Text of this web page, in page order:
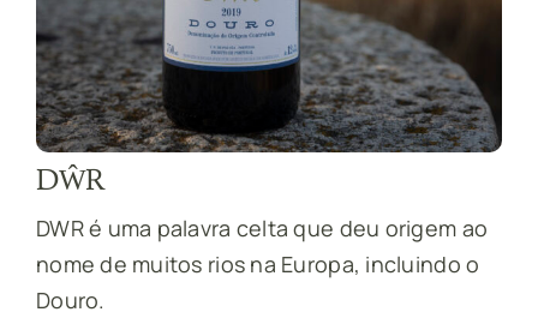
DŴR
DWR é uma palavra celta que deu origem ao
nome de muitos rios na Europa, incluindo o
Douro.